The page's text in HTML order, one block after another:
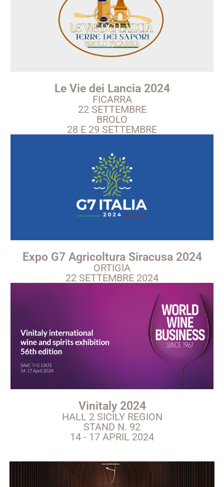
Le Vie dei Lancia 2024
FICARRA
22 SETTEMBRE
BROLO
28 E 29 SETTEMBRE
Expo G7 Agricoltura Siracusa 2024
ORTIGIA
22 SETTEMBRE 2024
Vinitaly 2024
HALL 2 SICILY REGION
STAND N. 92
14 - 17 APRIL 2024